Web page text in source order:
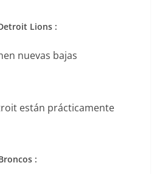
Lions :
nuevas bajas
están prácticamente
: